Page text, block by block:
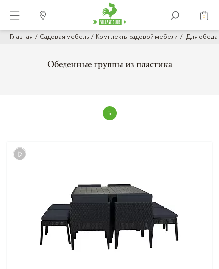
0
Главная Садовая мебель Комплекты садовой мебели Для обеда
Обеденные группы из пластика